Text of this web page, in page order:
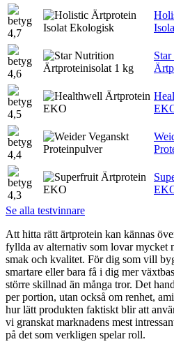
4,7
4,6
4,5
4,4
4,3
Se alla testvinnare
Att hitta rätt ärtprotein kan kännas
fyllda av alternativ som lovar mycket
smak och kvalitet. För dig som vill
smartare eller bara få i dig mer
större skillnad än många tror. Det
per portion, utan också om renhet,
hur lätt produkten faktiskt blir att
vi granskat marknadens mest
på det som verkligen spelar roll.